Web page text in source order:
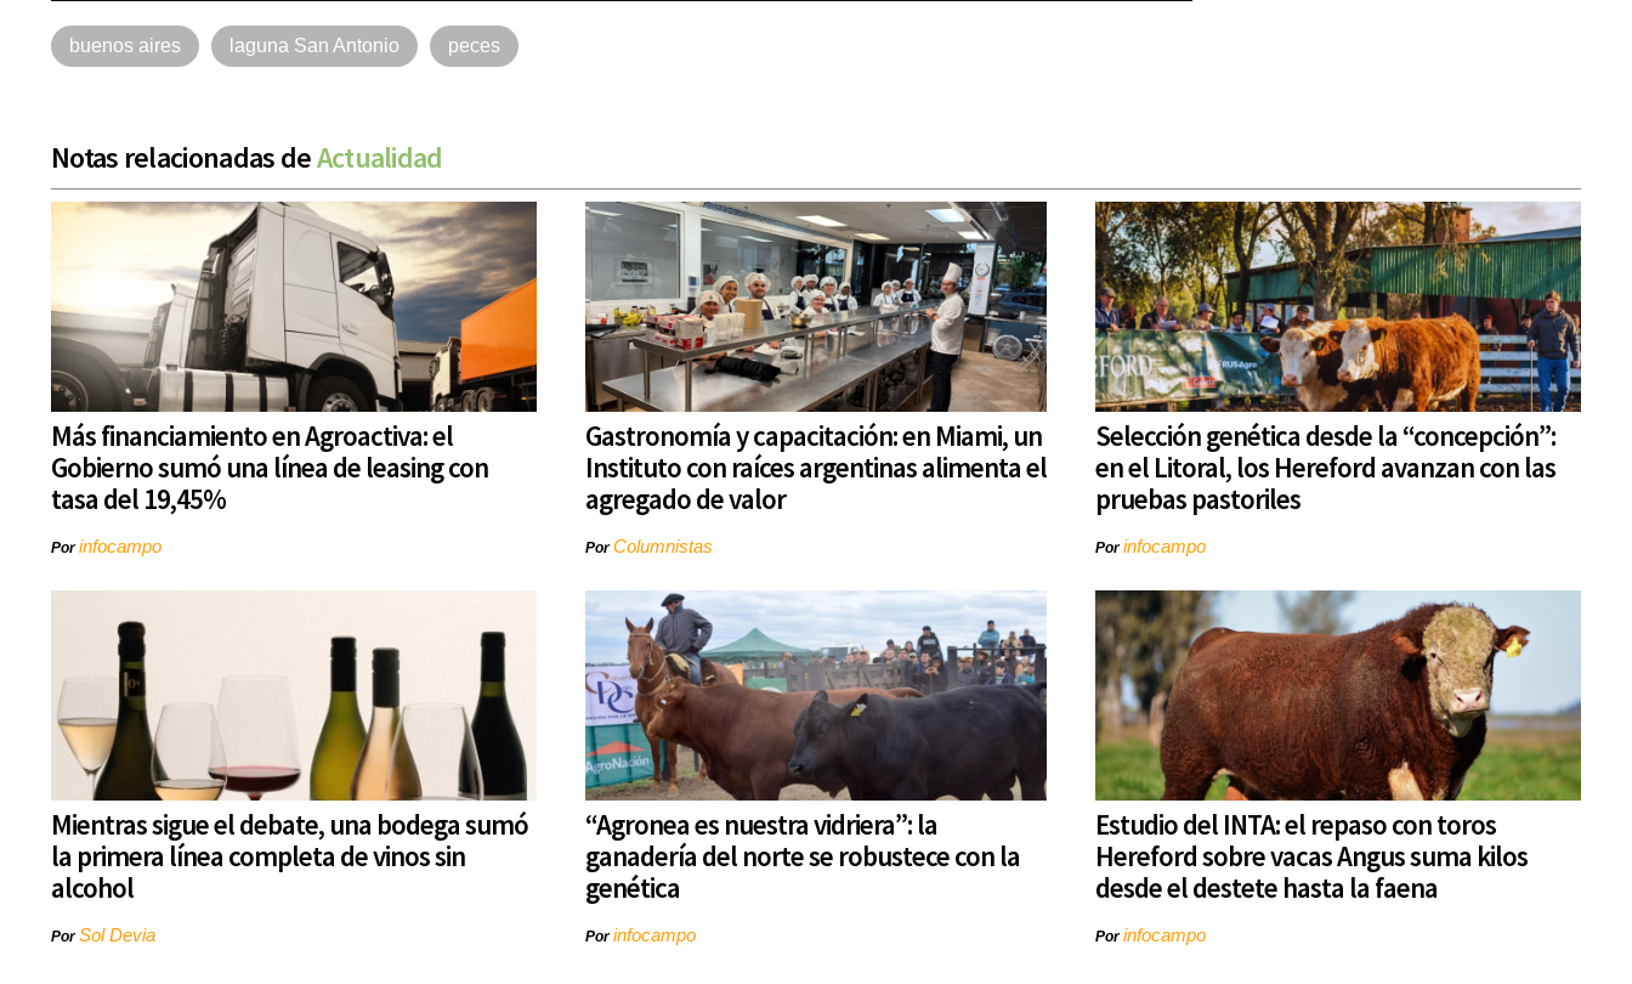
buenos aires laguna San Antonio peces
Notas relacionadas deActualidad
Más financiamiento en Agroactiva: el
Gobierno sumó una línea de leasing con
tasa del 19,45%
Porinfocampo
Gastronomía y capacitación: en Miami, un
Instituto con raíces argentinas alimenta el
agregado de valor
PorColumnistas
Selección genética desde la “concepción”:
en el Litoral, los Hereford avanzan con las
pruebas pastoriles
Porinfocampo
Mientras sigue el debate, una bodega sumó
la primera línea completa de vinos sin
alcohol
PorSol Devia
“Agronea es nuestra vidriera”: la
ganadería del norte se robustece con la
genética
Porinfocampo
Estudio del INTA: el repaso con toros
Hereford sobre vacas Angus suma kilos
desde el destete hasta la faena
Porinfocampo